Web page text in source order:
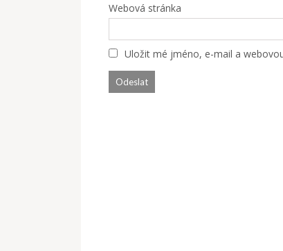
Webová stránka
Uložit mé jméno, e-mail a